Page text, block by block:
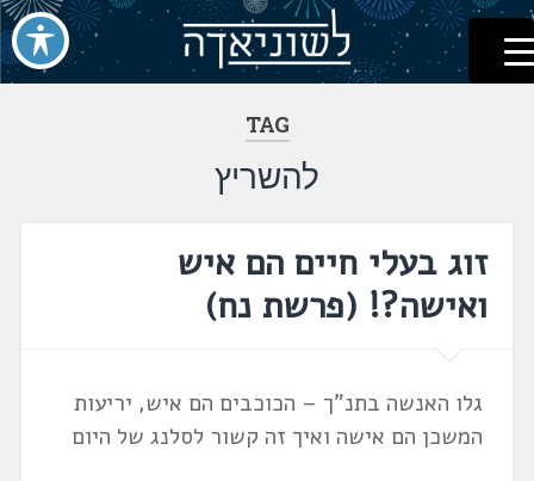
דלג
לתוכן
לשוניאדה
עברית. לשון. שפה
TAG
להשריץ
זוג בעלי חיים הם איש
ואישה?! (פרשת נח)
גלו האנשה בתנ"ך – הכוכבים הם איש, יריעות
המשכן הם אישה ואיך זה קשור לסלנג של היום